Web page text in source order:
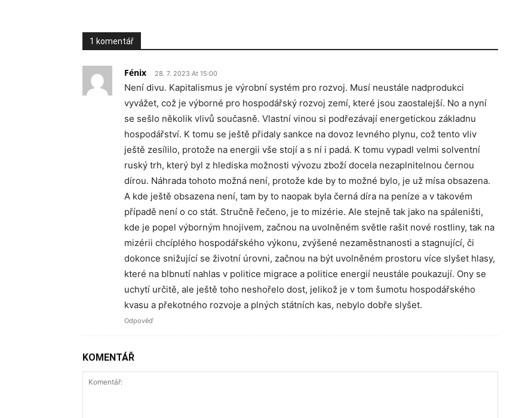
1 komentář
Fénix 28. 7. 2023 At 15:00
Není divu. Kapitalismus je výrobní systém pro rozvoj. Musí neustále nadprodukci
vyvážet, což je výborné pro hospodářský rozvoj zemí, které jsou zaostalejší. No a nyní
se sešlo několik vlivů současně. Vlastní vinou si podřezávají energetickou základnu
hospodářství. K tomu se ještě přidaly sankce na dovoz levného plynu, což tento vliv
ještě zesílilo, protože na energii vše stojí a s ní i padá. K tomu vypadl velmi solventní
ruský trh, který byl z hlediska možnosti vývozu zboží docela nezaplnitelnou černou
dírou. Náhrada tohoto možná není, protože kde by to možné bylo, je už mísa obsazena.
A kde ještě obsazena není, tam by to naopak byla černá díra na peníze a v takovém
případě není o co stát. Stručně řečeno, je to mizérie. Ale stejně tak jako na spáleništi,
kde je popel výborným hnojivem, začnou na uvolněném světle rašit nové rostliny, tak na
mizérii chcíplého hospodářského výkonu, zvýšené nezaměstnanosti a stagnující, či
dokonce snižující se životní úrovni, začnou na být uvolněném prostoru více slyšet hlasy,
které na blbnutí nahlas v politice migrace a politice energií neustále poukazují. Ony se
uchytí určitě, ale ještě toho neshořelo dost, jelikož je v tom šumotu hospodářského
kvasu a překotného rozvoje a plných státních kas, nebylo dobře slyšet.
Odpověď
KOMENTÁŘ